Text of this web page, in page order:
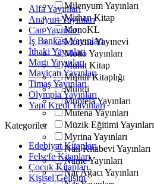
Milenyum Yayınları
Mirhan Kitap
MonoKL
Morena Yayınevi
Motto Yayınları
Muhit Kitap
Mühür Kitaplığı
Mundi
Müptela Yayınları
Mutena Yayınları
Müzik Eğitimi Yayınları
Myrina Yayınları
Nail Kitabevi Yayınları
Name Yayınları
Nar Ağacı Yayınları
Alfa Yayınları
Anayurt Yayınları
Can Yayınları
İş Bankası Yayınları
İthaki Yayınları
Martı Yayınları
Maviçatı Yayınları
Timaş Yayınları
Olympia Yayınları
Yapı Kredi Yayınları
Kategoriler
Edebiyat Kitapları
Felsefe Kitapları
Çocuk Kitapları
Kişisel Gelişim